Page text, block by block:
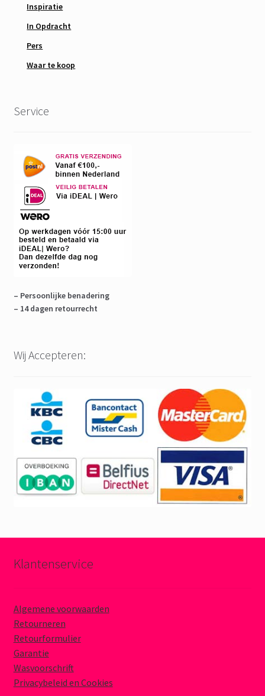
Inspiratie
In Opdracht
Pers
Waar te koop
Service
– Persoonlijke benadering
– 14 dagen retourrecht
Wij Accepteren:
Klantenservice
Algemene voorwaarden
Retourneren
Retourformulier
Garantie
Wasvoorschrift
Privacybeleid en Cookies